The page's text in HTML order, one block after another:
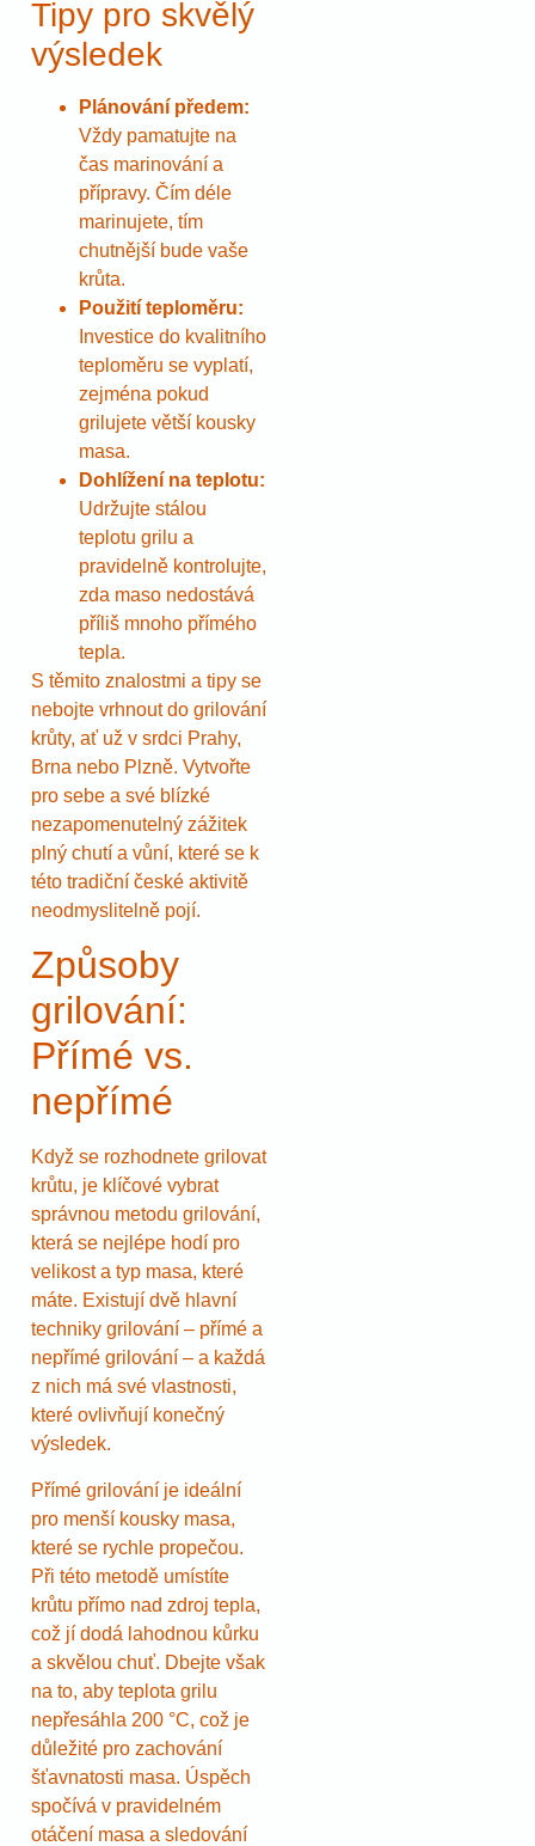
Tipy pro skvělý
výsledek
Plánování předem:
Vždy pamatujte na
čas marinování a
přípravy. Čím déle
marinujete, tím
chutnější bude vaše
krůta.
Použití teploměru:
Investice do kvalitního
teploměru se vyplatí,
zejména pokud
grilujete větší kousky
masa.
Dohlížení na teplotu:
Udržujte stálou
teplotu grilu a
pravidelně kontrolujte,
zda maso nedostává
příliš mnoho přímého
tepla.
S těmito znalostmi a tipy se
nebojte vrhnout do grilování
krůty, ať už v srdci Prahy,
Brna nebo Plzně. Vytvořte
pro sebe a své blízké
nezapomenutelný zážitek
plný chutí a vůní, které se k
této tradiční české aktivitě
neodmyslitelně pojí.
Způsoby
grilování:
Přímé vs.
nepřímé
Když se rozhodnete grilovat
krůtu, je klíčové vybrat
správnou metodu grilování,
která se nejlépe hodí pro
velikost a typ masa, které
máte. Existují dvě hlavní
techniky grilování – přímé a
nepřímé grilování – a každá
z nich má své vlastnosti,
které ovlivňují konečný
výsledek.
Přímé grilování je ideální
pro menší kousky masa,
které se rychle propečou.
Při této metodě umístíte
krůtu přímo nad zdroj tepla,
což jí dodá lahodnou kůrku
a skvělou chuť. Dbejte však
na to, aby teplota grilu
nepřesáhla 200 °C, což je
důležité pro zachování
šťavnatosti masa. Úspěch
spočívá v pravidelném
otáčení masa a sledování